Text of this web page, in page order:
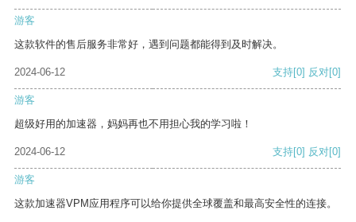
游客
这款软件的售后服务非常好，遇到问题都能得到及时解决。
2024-06-12 支持[0] 反对[0]
游客
超级好用的加速器，妈妈再也不用担心我的学习啦！
2024-06-12 支持[0] 反对[0]
游客
这款加速器VPM应用程序可以给你提供全球覆盖和最高安全性的连接。